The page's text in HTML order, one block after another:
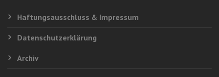
Haftungsausschluss & Impressum
Datenschutzerklärung
Archiv